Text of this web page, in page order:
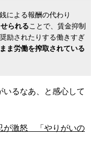
による報酬の代わり
られることで、賃金抑制
励されたりする働きすぎ
ま労働を搾取されている
いるなあ、と感心して
が激怒 「やりがいの